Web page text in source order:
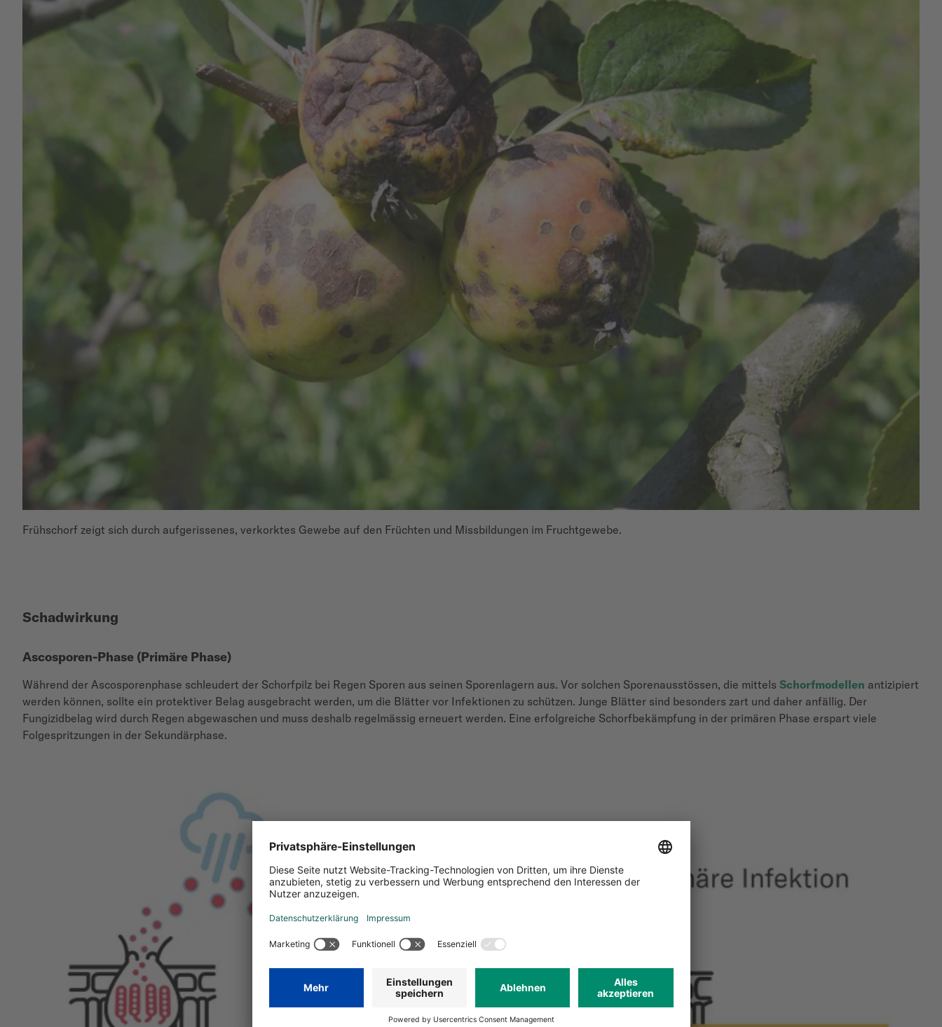
Frühschorf zeigt sich durch aufgerissenes, verkorktes Gewebe auf den Früchten und Missbildungen im Fruchtgewebe.
Schadwirkung
Ascosporen-Phase (Primäre Phase)
Während der Ascosporenphase schleudert der Schorfpilz bei Regen Sporen aus seinen Sporenlagern aus. Vor solchen Sporenausstössen, die mittels Schorfmodellen antizipiert
werden können, sollte ein protektiver Belag ausgebracht werden, um die Blätter vor Infektionen zu schützen. Junge Blätter sind besonders zart und daher anfällig. Der
Fungizidbelag wird durch Regen abgewaschen und muss deshalb regelmässig erneuert werden. Eine erfolgreiche Schorfbekämpfung in der primären Phase erspart viele
Folgespritzungen in der Sekundärphase.